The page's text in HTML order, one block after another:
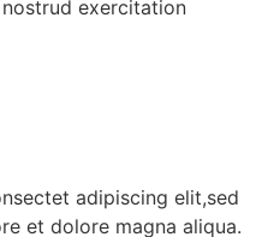
exercitation
adipiscing elit,sed
et dolore magna aliqua.